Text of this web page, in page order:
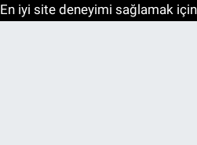
En iyi site deneyimi sağlamak